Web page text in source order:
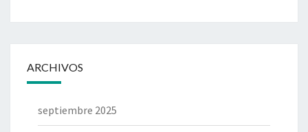
ARCHIVOS
septiembre 2025